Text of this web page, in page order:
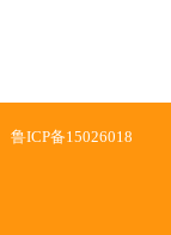
鲁ICP备15026018